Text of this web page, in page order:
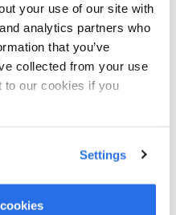
your use of our site with
analytics partners who
that you’ve
collected from your use
to our cookies if you
Settings
Microsoft o365,